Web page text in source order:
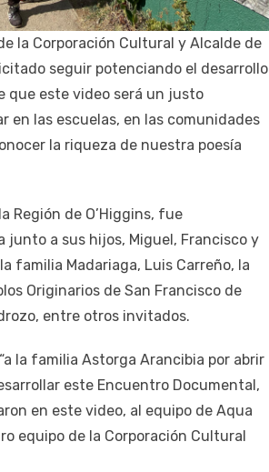
la Corporación Cultural y Alcalde de
seguir potenciando el desarrollo
que este video será un justo
en las escuelas, en las comunidades
la riqueza de nuestra poesía
Región de O’Higgins, fue
junto a sus hijos, Miguel, Francisco y
familia Madariaga, Luis Carreño, la
Originarios de San Francisco de
entre otros invitados.
la familia Astorga Arancibia por abrir
este Encuentro Documental,
en este video, al equipo de Aqua
equipo de la Corporación Cultural